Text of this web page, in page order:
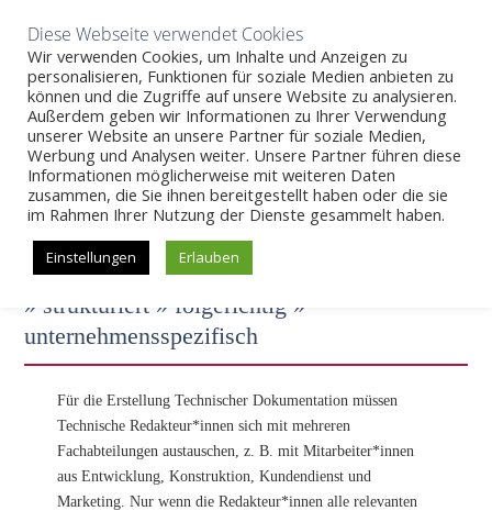
Aktuelles Unternehmen
SKIP
TO
CONTENT
Beratung und Schulung in Wiesbaden und Weimar>>Prozesse
– Optimierung und Einführung
EINFÜHRUNG UND OPTIMIERUNG VON
REDAKTIONSPROZESSEN
» strukturiert » folgerichtig »
unternehmensspezifisch
Für die Erstellung Technischer Dokumentation müssen
Technische Redakteur*innen sich mit mehreren
Fachabteilungen austauschen, z. B. mit Mitarbeiter*innen
aus Entwicklung, Konstruktion, Kundendienst und
Marketing. Nur wenn die Redakteur*innen alle relevanten
Diese Webseite verwendet Cookies
Wir verwenden Cookies, um Inhalte und Anzeigen zu
personalisieren, Funktionen für soziale Medien anbieten zu
können und die Zugriffe auf unsere Website zu analysieren.
Außerdem geben wir Informationen zu Ihrer Verwendung
unserer Website an unsere Partner für soziale Medien,
Werbung und Analysen weiter. Unsere Partner führen diese
Informationen möglicherweise mit weiteren Daten
zusammen, die Sie ihnen bereitgestellt haben oder die sie
im Rahmen Ihrer Nutzung der Dienste gesammelt haben.
Einstellungen Erlauben